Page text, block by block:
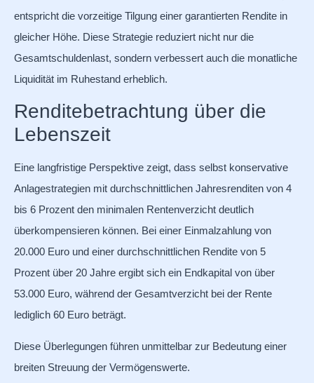
entspricht die vorzeitige Tilgung einer garantierten Rendite in
gleicher Höhe. Diese Strategie reduziert nicht nur die
Gesamtschuldenlast, sondern verbessert auch die monatliche
Liquidität im Ruhestand erheblich.
Renditebetrachtung über die
Lebenszeit
Eine langfristige Perspektive zeigt, dass selbst konservative
Anlagestrategien mit durchschnittlichen Jahresrenditen von 4
bis 6 Prozent den minimalen Rentenverzicht deutlich
überkompensieren können. Bei einer Einmalzahlung von
20.000 Euro und einer durchschnittlichen Rendite von 5
Prozent über 20 Jahre ergibt sich ein Endkapital von über
53.000 Euro, während der Gesamtverzicht bei der Rente
lediglich 60 Euro beträgt.
Diese Überlegungen führen unmittelbar zur Bedeutung einer
breiten Streuung der Vermögenswerte.